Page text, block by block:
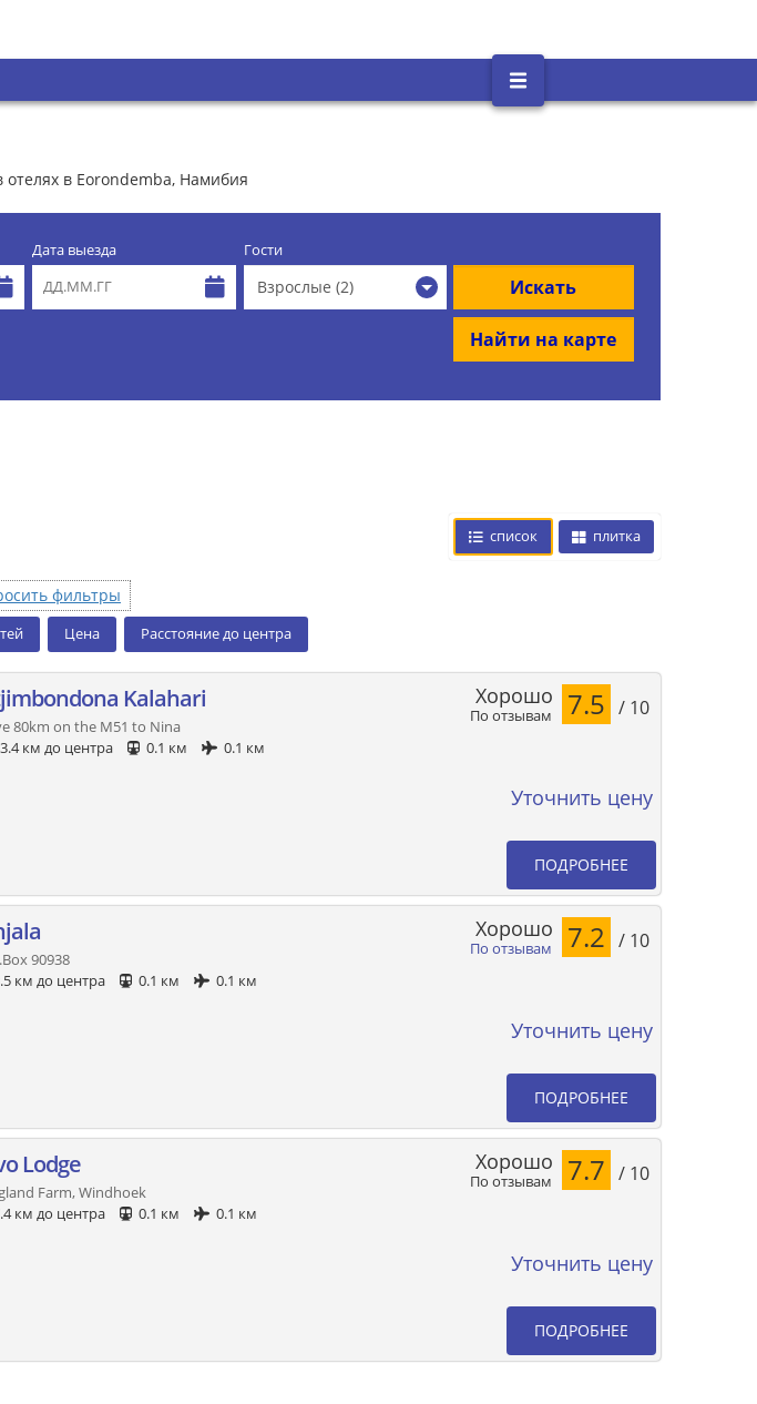
в Eorondemba, Намибия
Дата выезда Гости
Взрослые (2) Искать
Найти на карте
список плитка
фильтры
Цена Расстояние до центра
Kalahari
80km on the M51 to Nina
км до центра
0.1 км 0.1 км
По отзывам
Хорошо 7.5 / 10
Уточнить цену
ПОДРОБНЕЕ
90938
км до центра
0.1 км 0.1 км
По отзывам
Хорошо 7.2 / 10
Уточнить цену
ПОДРОБНЕЕ
Lodge
Farm, Windhoek
км до центра
0.1 км 0.1 км
По отзывам
Хорошо 7.7 / 10
Уточнить цену
ПОДРОБНЕЕ